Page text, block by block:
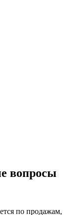
вопросы
по продажам,